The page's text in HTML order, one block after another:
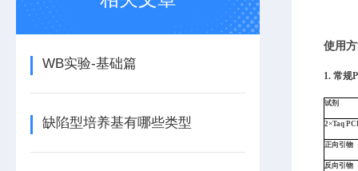
WB实验-基础篇
缺陷型培养基有哪些类型
使用
1. 常规
试剂
2×Taq
正向引物
反向引物